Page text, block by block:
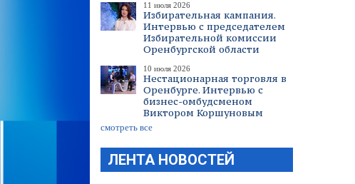
11 июля 2026
Избирательная кампания.
Интервью с председателем
Избирательной комиссии
Оренбургской области
10 июля 2026
Нестационарная торговля в
Оренбурге. Интервью с
бизнес-омбудсменом
Виктором Коршуновым
смотреть все
ЛЕНТА НОВОСТЕЙ